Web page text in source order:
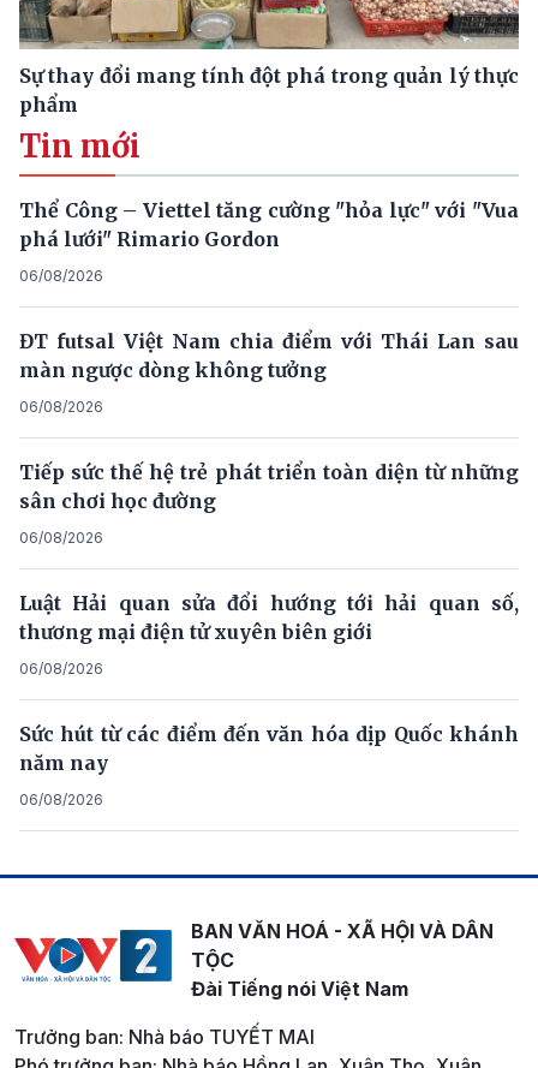
Sự thay đổi mang tính đột phá trong quản lý thực
phẩm
Tin mới
Thể Công – Viettel tăng cường "hỏa lực" với "Vua
phá lưới" Rimario Gordon
06/08/2026
ĐT futsal Việt Nam chia điểm với Thái Lan sau
màn ngược dòng không tưởng
06/08/2026
Tiếp sức thế hệ trẻ phát triển toàn diện từ những
sân chơi học đường
06/08/2026
Luật Hải quan sửa đổi hướng tới hải quan số,
thương mại điện tử xuyên biên giới
06/08/2026
Sức hút từ các điểm đến văn hóa dịp Quốc khánh
năm nay
06/08/2026
BAN VĂN HOÁ - XÃ HỘI VÀ DÂN
TỘC
Đài Tiếng nói Việt Nam
Trưởng ban: Nhà báo TUYẾT MAI